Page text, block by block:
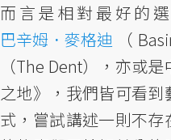
而言是相對最好的
巴辛姆．麥格迪 （
（The Dent），亦或
之地》，我們皆可看
式，嘗試講述一則不